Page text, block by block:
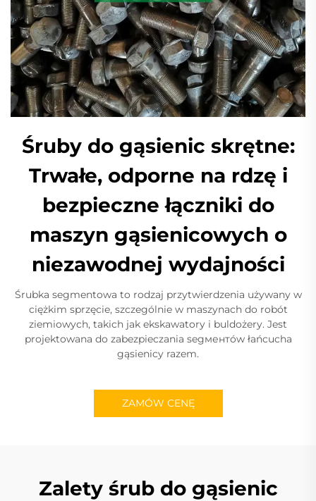
Śruby do gąsienic skrętne:
Trwałe, odporne na rdzę i
bezpieczne łączniki do
maszyn gąsienicowych o
niezawodnej wydajności
Śrubka segmentowa to rodzaj przytwierdzenia używany w
ciężkim sprzęcie, szczególnie w maszynach do robót
ziemiowych, takich jak ekskawatory i buldożery. Jest
projektowana do zabezpieczania segментów łańcucha
gąsienicy razem.
ZAMÓW CENĘ
Zalety śrub do gąsienic